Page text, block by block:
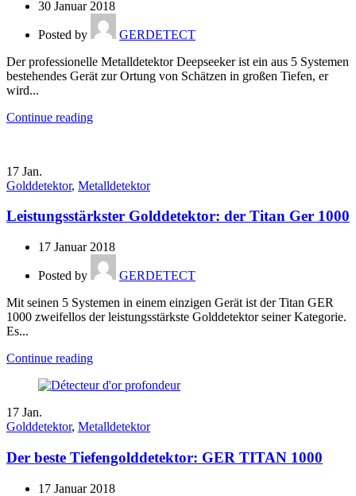
30 Januar 2018
Posted by
GERDETECT
Der professionelle Metalldetektor Deepseeker ist ein aus 5 Systemen
bestehendes Gerät zur Ortung von Schätzen in großen Tiefen, er
wird...
Continue reading
17 Jan.
Golddetektor, Metalldetektor
Leistungsstärkster Golddetektor: der Titan Ger 1000
17 Januar 2018
Posted by
GERDETECT
Mit seinen 5 Systemen in einem einzigen Gerät ist der Titan GER
1000 zweifellos der leistungsstärkste Golddetektor seiner Kategorie.
Es...
Continue reading
17 Jan.
Golddetektor, Metalldetektor
Der beste Tiefengolddetektor: GER TITAN 1000
17 Januar 2018